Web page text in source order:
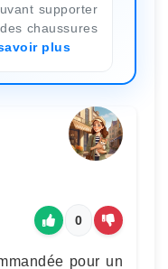
supporter
chaussures
plus
0
pour un